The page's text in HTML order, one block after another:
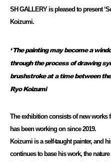
SH GALLERY is pleased to present
Koizumi.
‘ The painting may become a
through the process of drawing
brushstroke at a time between
Ryo Koizumi
The exhibition consists of new works
has been working on since 2019.
Koizumi is a self-taught painter, and
continues to base his work, the